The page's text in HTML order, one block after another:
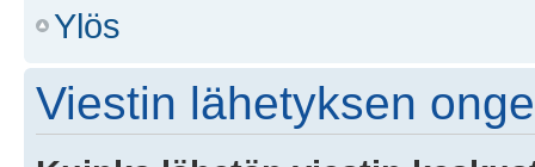
Ylös
Viestin lähetyksen